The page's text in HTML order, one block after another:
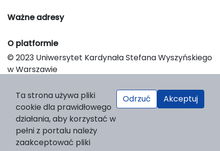
Ważne adresy
O platformie
© 2023 Uniwersytet Kardynała Stefana Wyszyńskiego
w Warszawie
Platform & Workflow by OJS/PKP
Ta strona używa pliki
cookie dla prawidłowego
działania, aby korzystać w
pełni z portalu należy
zaakceptować pliki
Odrzuć Akceptuj